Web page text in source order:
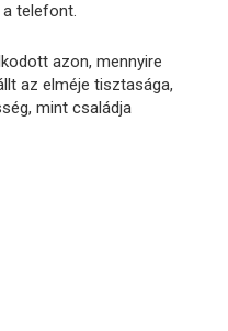
telefont.
azon, mennyire
az elméje tisztasága,
mint családja